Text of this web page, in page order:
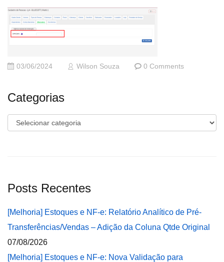
03/06/2024 Wilson Souza 0 Comments
Categorias
Categorias
Posts Recentes
[Melhoria] Estoques e NF-e: Relatório Analítico de Pré-
Transferências/Vendas – Adição da Coluna Qtde Original
07/08/2026
[Melhoria] Estoques e NF-e: Nova Validação para